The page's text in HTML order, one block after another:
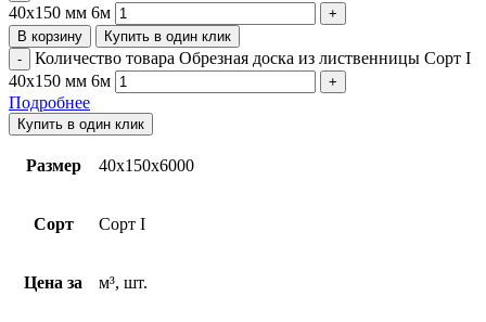
40х150 мм 6м
В корзину Купить в один клик
Количество товара Обрезная доска из лиственницы Сорт I
40х150 мм 6м
Подробнее
Купить в один клик
Размер 40х150х6000
Сорт Сорт I
Цена за м³, шт.